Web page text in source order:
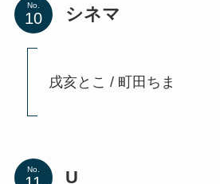
No. シネマ
戌亥とこ / 町田ちま
No. U